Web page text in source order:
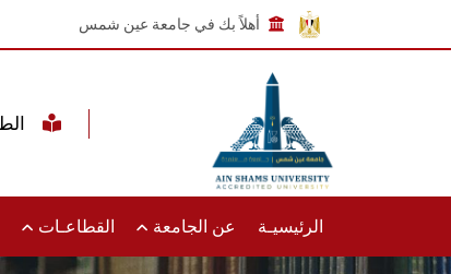
أهلاً بك في جامعة عين شمس
الرئيسيـة عن الجامعة القطاعـات